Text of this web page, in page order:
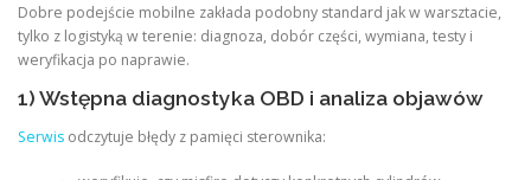
Dobre podejście mobilne zakłada podobny standard jak w warsztacie,
tylko z logistyką w terenie: diagnoza, dobór części, wymiana, testy i
weryfikacja po naprawie.
1) Wstępna diagnostyka OBD i analiza objawów
Serwis odczytuje błędy z pamięci sterownika: